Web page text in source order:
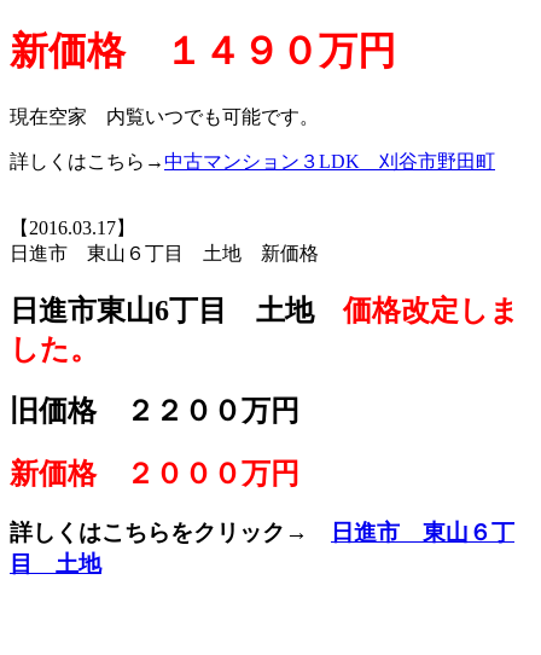
新価格 １４９０万円
現在空家 内覧いつでも可能です。
詳しくはこちら→中古マンション３LDK 刈谷市野田町
【2016.03.17】
日進市 東山６丁目 土地 新価格
日進市東山6丁目 土地価格改定しま
した。
旧価格 ２２００万円
新価格 ２０００万円
詳しくはこちらをクリック→
日進市 東山６丁
目 土地